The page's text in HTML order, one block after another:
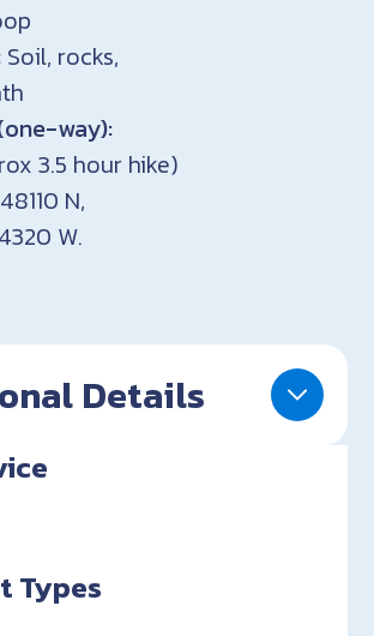
Soil, rocks,
way):
3.5 hour hike)
N,
W.
Details
Types